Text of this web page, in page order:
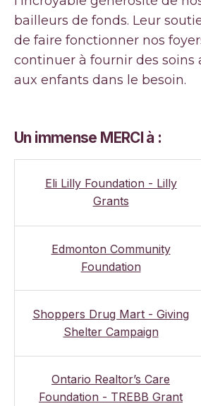
bailleurs de fonds. Leur
de faire fonctionner nos
continuer à fournir des soins
aux enfants dans le besoin.
Un immense MERCI à :
Eli Lilly Foundation - Lilly
Grants
Edmonton Community
Foundation
Shoppers Drug Mart - Giving
Shelter Campaign
Ontario Realtor’s Care
Foundation - TREBB Grant